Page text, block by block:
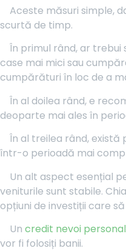
Aceste măsuri simple,
scurtă de timp.
În primul rând, ar trebui
case mai mici sau
cumpărături în loc de a
În al doilea rând, e
deoparte mai ales în
În al treilea rând,
într-o perioadă mai
Un alt aspect esențial
veniturile sunt stabile.
opțiuni de investiții care
Un credit nevoi
vor fi folosiți banii.